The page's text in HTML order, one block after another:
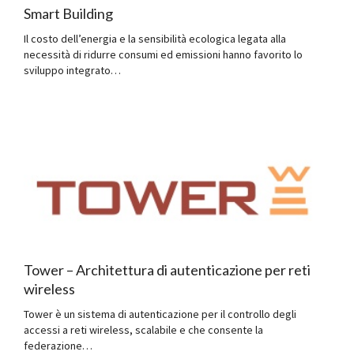
Smart Building
Il costo dell’energia e la sensibilità ecologica legata alla
necessità di ridurre consumi ed emissioni hanno favorito lo
sviluppo integrato…
Tower – Architettura di autenticazione per reti
wireless
Tower è un sistema di autenticazione per il controllo degli
accessi a reti wireless, scalabile e che consente la
federazione…